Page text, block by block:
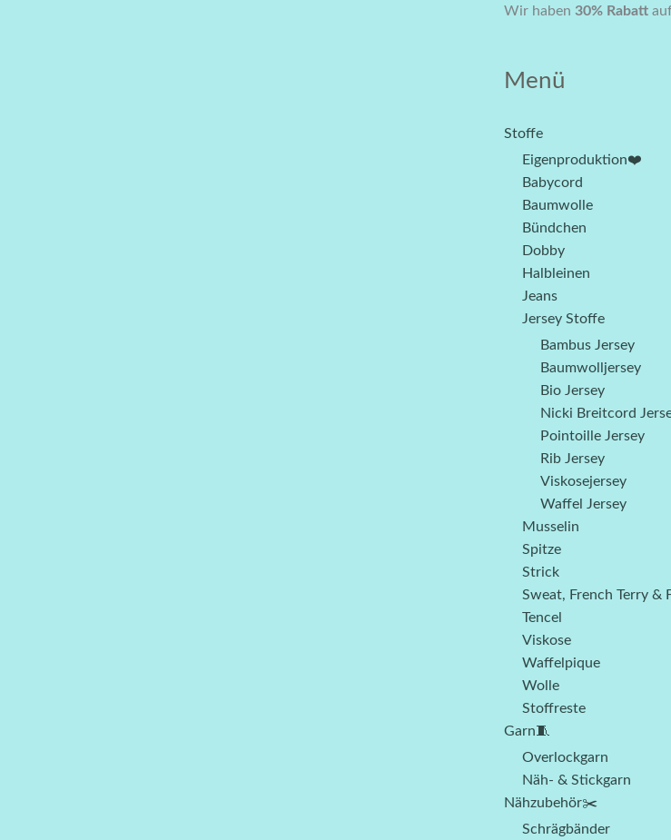
Wir haben 30% Rabatt
Menü
Stoffe
Eigenproduktion❤️
Babycord
Baumwolle
Bündchen
Dobby
Halbleinen
Jeans
Jersey Stoffe
Bambus Jersey
Baumwolljersey
Bio Jersey
Nicki Breitcord
Pointoille Jersey
Rib Jersey
Viskosejersey
Waffel Jersey
Musselin
Spitze
Strick
Sweat, French Terry &
Tencel
Viskose
Waffelpique
Wolle
Stoffreste
Garn🧵
Overlockgarn
Näh- & Stickgarn
Nähzubehör✂️
Schrägbänder
BIO